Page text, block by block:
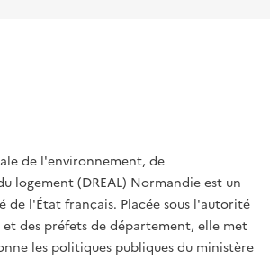
de l'environnement, de
logement (DREAL) Normandie est un
de l'État français. Placée sous l'autorité
des préfets de département, elle met
les politiques publiques du ministère